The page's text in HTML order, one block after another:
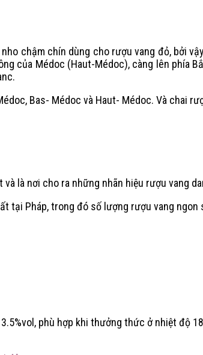
chậm chín dùng cho rượu vang đỏ, bởi
của Médoc (Haut-Médoc), càng lên phía
Bas- Médoc và Haut- Médoc. Và chai
là nơi cho ra những nhãn hiệu rượu vang
tại Pháp, trong đó số lượng rượu vang
phù hợp khi thưởng thức ở nhiệt độ